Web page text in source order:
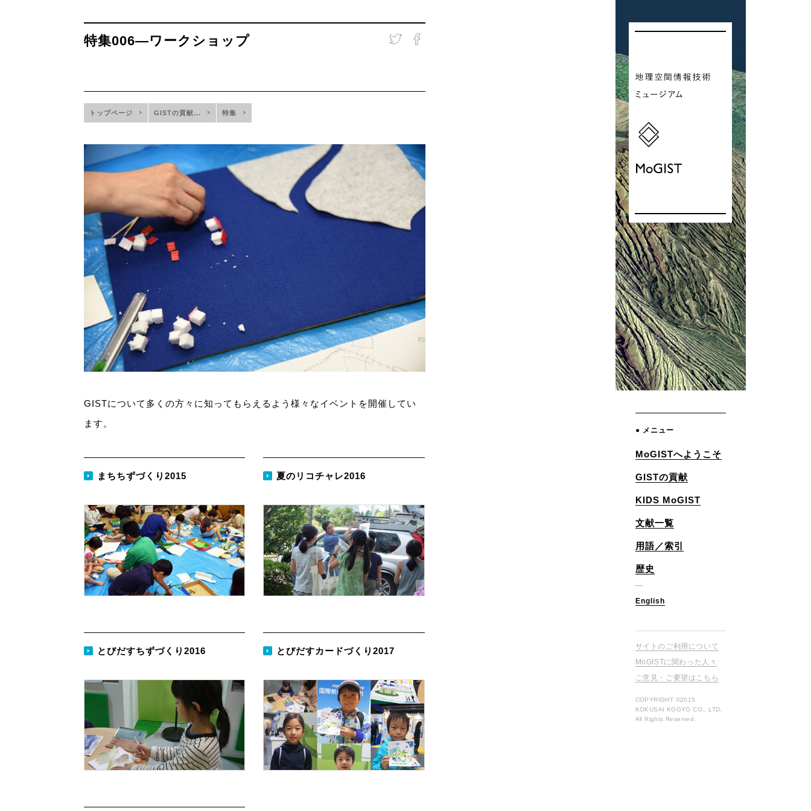
● メニュー
MoGISTへようこそ
GISTの貢献
KIDS MoGIST
文献一覧
用語／索引
歴史
English
サイトのご利用について
MoGISTに関わった人々
ご意見・ご要望はこちら
COPYRIGHT ©2015
KOKUSAI KOGYO CO., LTD.
All Rights Reserved.
特集006—ワークショップ
トップページ GISTの貢献... 特集
GISTについて多くの方々に知ってもらえるよう様々なイベントを開催してい
ます。
まちちずづくり2015 夏のリコチャレ2016
とびだすちずづくり2016 とびだすカードづくり2017